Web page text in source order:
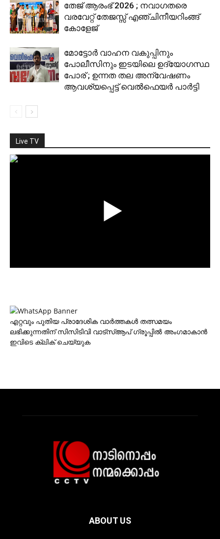
തേജ് ആരംഭ് 2026 ; നവാഗതരെ
വരവേറ്റ് തേജസ്സ് എഞ്ചിനീയറിംങ്ങ്
കോളേജ്
മോട്ടോര്‍ വാഹന വകുപ്പിനും
പോലീസിനും ഇടയിലെ ഉദ്യോഗസ്ഥ
പോര് ; ഉന്നത തല അന്വേഷണം
ആവശ്യപ്പെട്ട് വെല്‍ഫെയര്‍ പാര്‍ട്ടി
Live TV
എറ്റവും പുതിയ പ്രാദേശിക വാര്‍ത്തകള്‍ തത്സമയം
ലഭിക്കുന്നതിന് സിസിടിവി വാട്‌സ്ആപ് ഗ്രൂപ്പില്‍ അംഗമാകാന്‍
ഇവിടെ ക്ലിക് ചെയ്യുക
ABOUT US